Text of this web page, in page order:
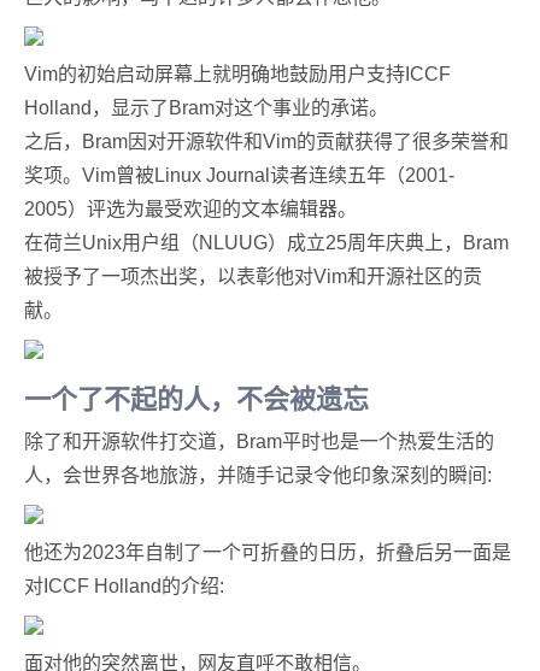
Vim的初始启动屏幕上就明确地鼓励用户支持ICCF
Holland，显示了Bram对这个事业的承诺。
之后，Bram因对开源软件和Vim的贡献获得了很多荣誉和
奖项。Vim曾被Linux Journal读者连续五年（2001-
2005）评选为最受欢迎的文本编辑器。
在荷兰Unix用户组（NLUUG）成立25周年庆典上，Bram
被授予了一项杰出奖，以表彰他对Vim和开源社区的贡
献。
一个了不起的人，不会被遗忘
除了和开源软件打交道，Bram平时也是一个热爱生活的
人，会世界各地旅游，并随手记录令他印象深刻的瞬间:
他还为2023年自制了一个可折叠的日历，折叠后另一面是
对ICCF Holland的介绍:
面对他的突然离世，网友直呼不敢相信。